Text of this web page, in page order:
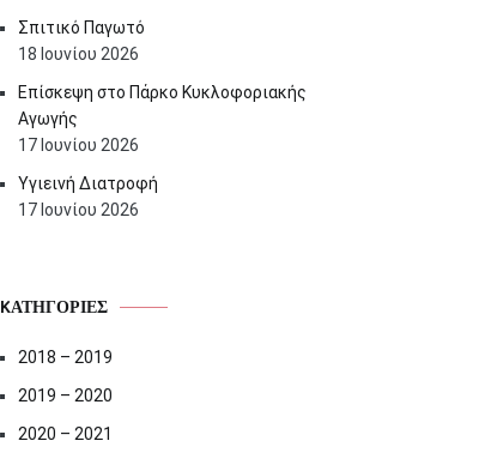
Σπιτικό Παγωτό
18 Ιουνίου 2026
Επίσκεψη στο Πάρκο Κυκλοφοριακής
Αγωγής
17 Ιουνίου 2026
Υγιεινή Διατροφή
17 Ιουνίου 2026
KΑΤΗΓΟΡΊΕΣ
2018 – 2019
2019 – 2020
2020 – 2021